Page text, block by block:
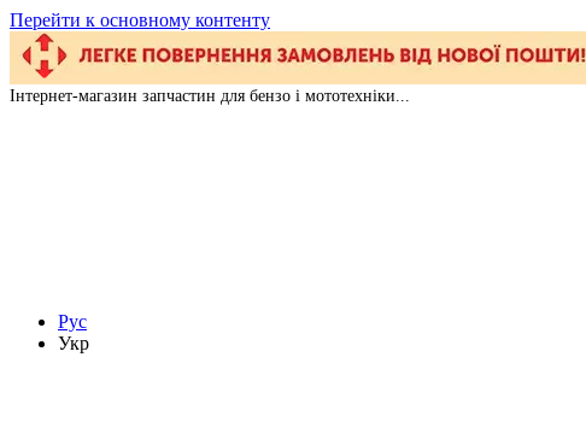
Перейти к основному контенту
Інтернет-магазин запчастин для бензо і мототехніки...
Рус
Укр